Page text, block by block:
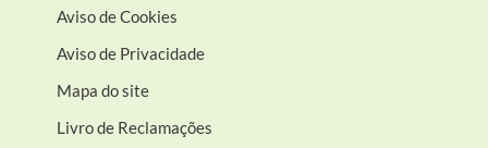
Aviso de Cookies
Aviso de Privacidade
Mapa do site
Livro de Reclamações